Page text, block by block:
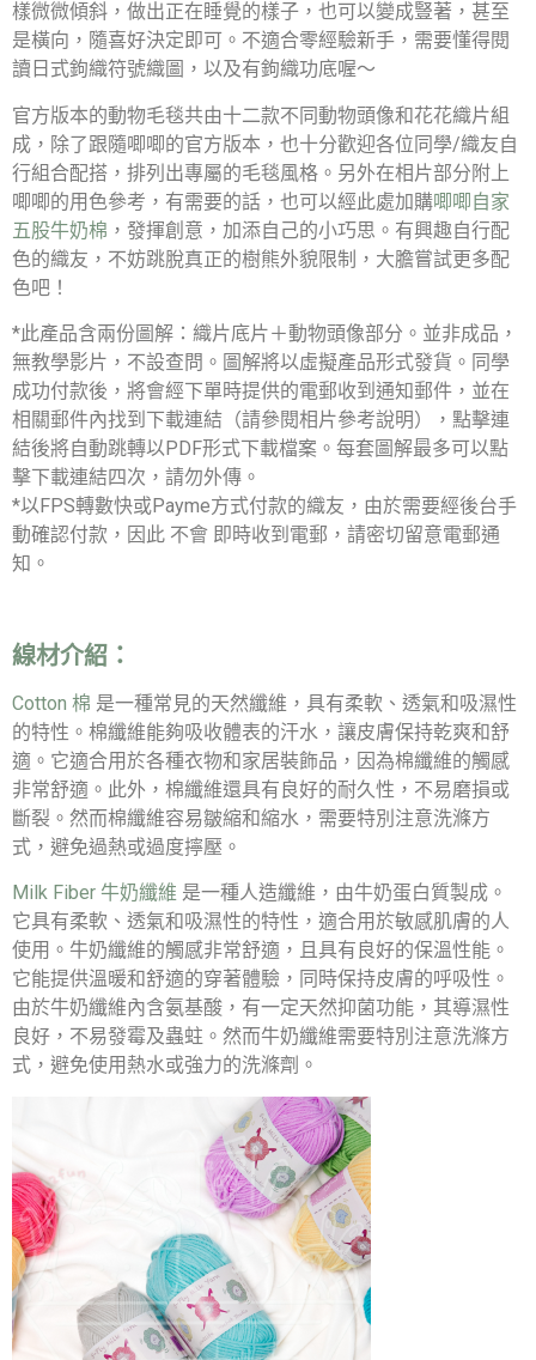
樣微微傾斜，做出正在睡覺的樣子，也可以變成豎著，甚至
是橫向，隨喜好決定即可。不適合零經驗新手，需要懂得閱
讀日式鉤織符號織圖，以及有鉤織功底喔～
官方版本的動物毛毯共由十二款不同動物頭像和花花織片組
成，除了跟隨唧唧的官方版本，也十分歡迎各位同學/織友自
行組合配搭，排列出專屬的毛毯風格。另外在相片部分附上
唧唧的用色參考，有需要的話，也可以經此處加購唧唧自家
五股牛奶棉 ，發揮創意，加添自己的小巧思。有興趣自行配
色的織友，不妨跳脫真正的樹熊外貌限制，大膽嘗試更多配
色吧！
*此產品含兩份圖解：織片底片＋動物頭像部分。並非成品，
無教學影片，不設查問。圖解將以虛擬產品形式發貨。同學
成功付款後，將會經下單時提供的電郵收到通知郵件，並在
相關郵件內找到下載連結（請參閱相片參考說明），點擊連
結後將自動跳轉以PDF形式下載檔案。每套圖解最多可以點
擊下載連結四次，請勿外傳。
*以FPS轉數快或Payme方式付款的織友，由於需要經後台手
動確認付款，因此 不會 即時收到電郵，請密切留意電郵通
知。
線材介紹：
Cotton 棉 是一種常見的天然纖維，具有柔軟、透氣和吸濕性
的特性。棉纖維能夠吸收體表的汗水，讓皮膚保持乾爽和舒
適。它適合用於各種衣物和家居裝飾品，因為棉纖維的觸感
非常舒適。此外，棉纖維還具有良好的耐久性，不易磨損或
斷裂。然而棉纖維容易皺縮和縮水，需要特別注意洗滌方
式，避免過熱或過度擰壓。
Milk Fiber 牛奶纖維 是一種人造纖維，由牛奶蛋白質製成。
它具有柔軟、透氣和吸濕性的特性，適合用於敏感肌膚的人
使用。牛奶纖維的觸感非常舒適，且具有良好的保溫性能。
它能提供溫暖和舒適的穿著體驗，同時保持皮膚的呼吸性。
由於牛奶纖維內含氨基酸，有一定天然抑菌功能，其導濕性
良好，不易發霉及蟲蛀。然而牛奶纖維需要特別注意洗滌方
式，避免使用熱水或強力的洗滌劑。